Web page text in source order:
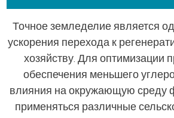
Точное земледелие является
ускорения перехода к
хозяйству. Для оптимизации
обеспечения меньшего
влияния на окружающую среду
применяться различные